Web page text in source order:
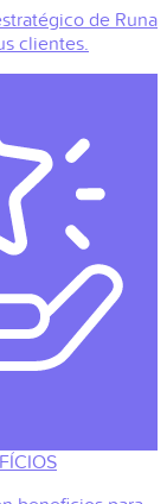
de Runa
clientes.